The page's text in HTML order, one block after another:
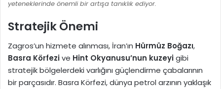
yeteneklerinde önemli bir artışa tanıklık ediyor.
Stratejik Önemi
Zagros’un hizmete alınması, İran’ın Hürmüz Boğazı,
Basra Körfezive Hint Okyanusu’nun kuzeyigibi
stratejik bölgelerdeki varlığını güçlendirme çabalarının
bir parçasıdır. Basra Körfezi, dünya petrol arzının yaklaşık